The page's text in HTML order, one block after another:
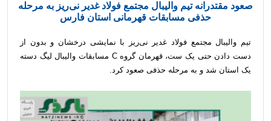
صعود مقتدرانه تیم والیبال مجتمع فولاد غدیر نی‌ریز به مرحله
حذفی مسابقات قهرمانی استان فارس
تیم والیبال مجتمع فولاد غدیر نی‌ریز با نمایشی درخشان و بدون از
دست دادن حتی یک ست، قهرمان گروه C مسابقات والیبال لیگ دسته
یک استان شد و به مرحله حذفی صعود کرد.